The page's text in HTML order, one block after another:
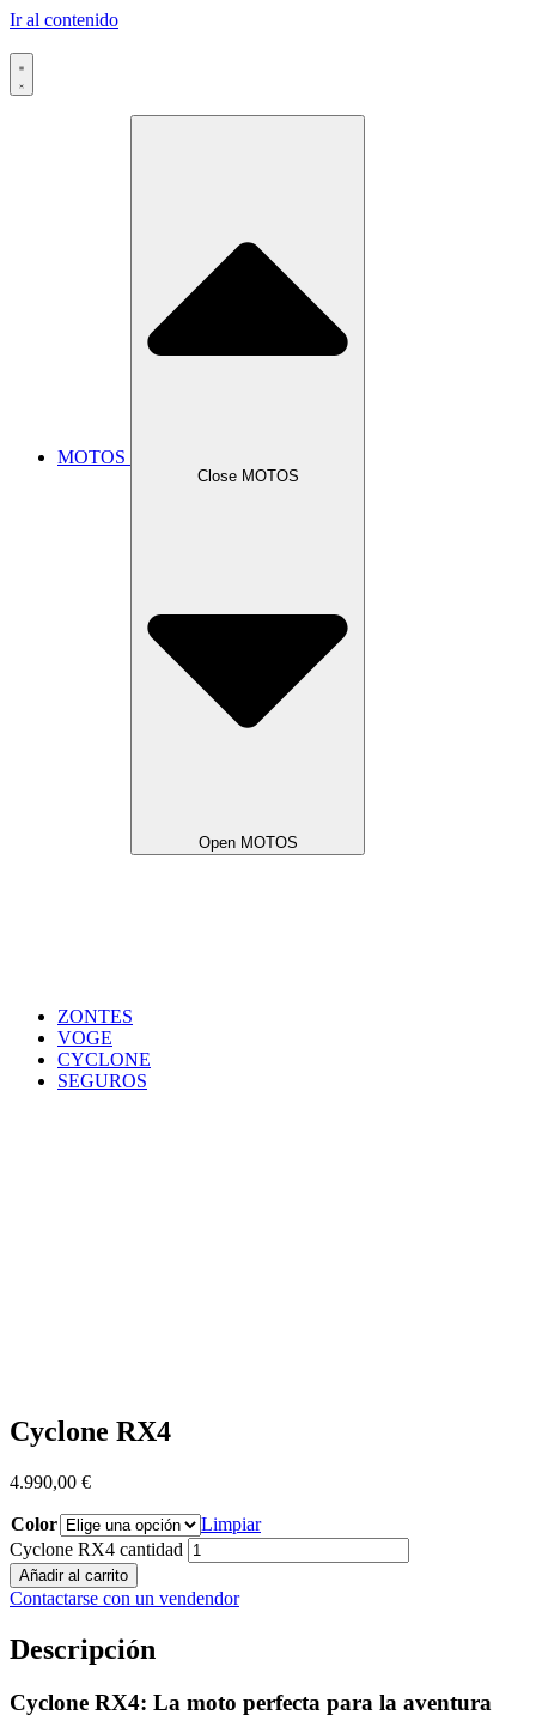
Ir al contenido
MOTOS
Close MOTOS
Open MOTOS
ZONTES
VOGE
CYCLONE
SEGUROS
Cyclone RX4
4.990,00 €
Color
Limpiar
Cyclone RX4 cantidad
Añadir al carrito
Contactarse con un vendendor
Descripción
Cyclone RX4: La moto perfecta para la aventura